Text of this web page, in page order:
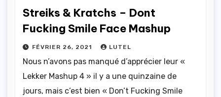
Streiks & Kratchs – Dont
Fucking Smile Face Mashup
FÉVRIER 26, 2021 LUTEL
Nous n’avons pas manqué d’apprécier leur «
Lekker Mashup 4 » il y a une quinzaine de
jours, mais c’est bien « Don’t Fucking Smile